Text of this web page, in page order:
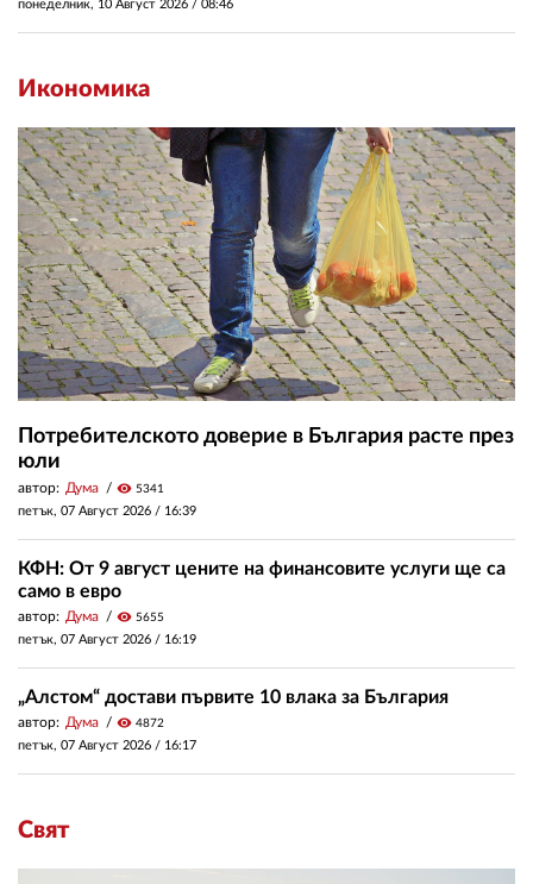
понеделник, 10 Август 2026 / 08:46
Икономика
Потребителското доверие в България расте през
юли
автор: Дума visibility 5341
петък, 07 Август 2026 / 16:39
КФН: От 9 август цените на финансовите услуги ще са
само в евро
автор: Дума visibility 5655
петък, 07 Август 2026 / 16:19
„Алстом“ достави първите 10 влака за България
автор: Дума visibility 4872
петък, 07 Август 2026 / 16:17
Свят